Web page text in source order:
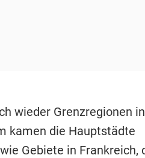
wieder Grenzregionen in
kamen die Hauptstädte
Gebiete in Frankreich,